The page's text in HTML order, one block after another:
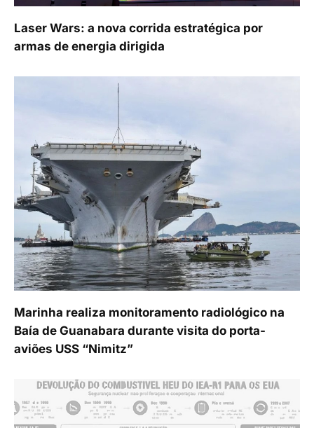
Laser Wars: a nova corrida estratégica por
armas de energia dirigida
Marinha realiza monitoramento radiológico na
Baía de Guanabara durante visita do porta-
aviões USS “Nimitz”